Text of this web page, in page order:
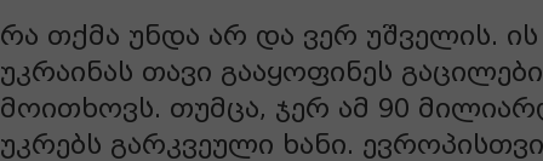
რა თქმა უნდა არ და ვერ უშველის. ის
უკრაინას თავი გააყოფინეს
მოითხოვს. თუმცა, ჯერ ამ 90
უკრებს გარკვეული ხანი.